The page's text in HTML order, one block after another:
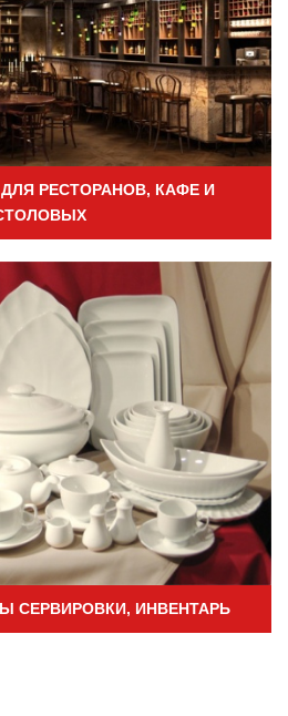
РЕСТОРАНОВ, КАФЕ И
СЕРВИРОВКИ, ИНВЕНТАРЬ